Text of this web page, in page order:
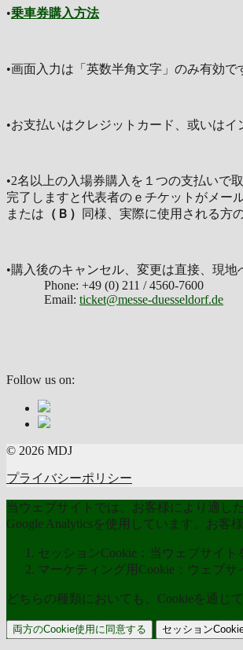
•乗車券購入方法
•画面入力は「英数半角文字」のみ有効
•お支払いはクレジットカード、或いはイ
•2名以上の入場券購入を１つの支払いで
完了しますと代表者のｅチケットがメー
または （Ｂ） 同様、実際に使用される方
•購入後のキャンセル、変更は直接、現地
Phone: +49 (0) 211 / 4560-7600
Email: ticket@messe-duesseldorf.de
Follow us on:
© 2026 MDJ
プライバシーポリシー
当ウェブサイトでは、お客様により適し
Google Analyticsを使用しています。お客
セッションCookie：当ウェブサイ
マーケティング用Cookie：ウェブ
どちらの種類においても、Cookieを通じ
両方のCookie使用に同意する セッション